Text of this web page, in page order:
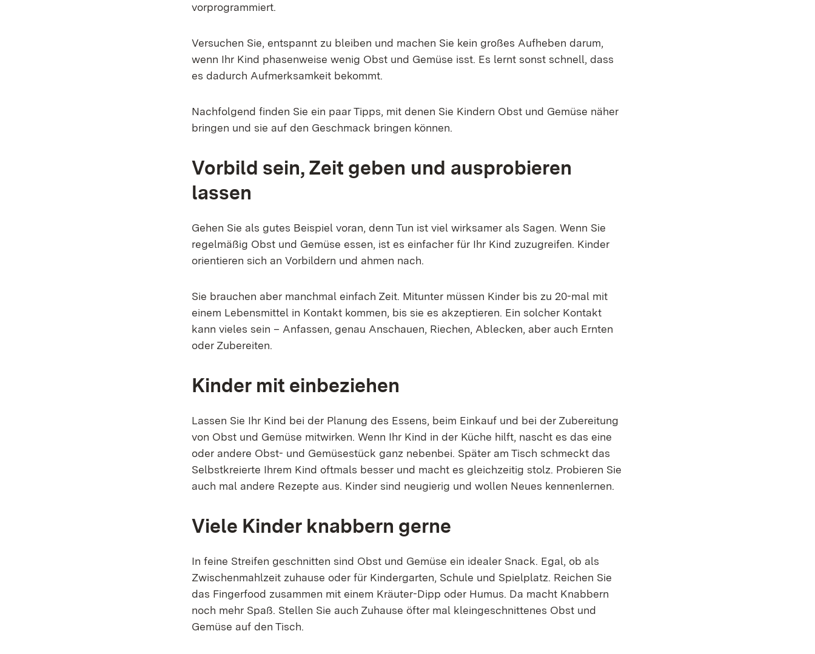
vorprogrammiert.
Versuchen Sie, entspannt zu bleiben und machen Sie kein großes Aufheben darum,
wenn Ihr Kind phasenweise wenig Obst und Gemüse isst. Es lernt sonst schnell, dass
es dadurch Aufmerksamkeit bekommt.
Nachfolgend finden Sie ein paar Tipps, mit denen Sie Kindern Obst und Gemüse näher
bringen und sie auf den Geschmack bringen können.
Vorbild sein, Zeit geben und ausprobieren
lassen
Gehen Sie als gutes Beispiel voran, denn Tun ist viel wirksamer als Sagen. Wenn Sie
regelmäßig Obst und Gemüse essen, ist es einfacher für Ihr Kind zuzugreifen. Kinder
orientieren sich an Vorbildern und ahmen nach.
Sie brauchen aber manchmal einfach Zeit. Mitunter müssen Kinder bis zu 20-mal mit
einem Lebensmittel in Kontakt kommen, bis sie es akzeptieren. Ein solcher Kontakt
kann vieles sein – Anfassen, genau Anschauen, Riechen, Ablecken, aber auch Ernten
oder Zubereiten.
Kinder mit einbeziehen
Lassen Sie Ihr Kind bei der Planung des Essens, beim Einkauf und bei der Zubereitung
von Obst und Gemüse mitwirken. Wenn Ihr Kind in der Küche hilft, nascht es das eine
oder andere Obst- und Gemüsestück ganz nebenbei. Später am Tisch schmeckt das
Selbstkreierte Ihrem Kind oftmals besser und macht es gleichzeitig stolz. Probieren Sie
auch mal andere Rezepte aus. Kinder sind neugierig und wollen Neues kennenlernen.
Viele Kinder knabbern gerne
In feine Streifen geschnitten sind Obst und Gemüse ein idealer Snack. Egal, ob als
Zwischenmahlzeit zuhause oder für Kindergarten, Schule und Spielplatz. Reichen Sie
das Fingerfood zusammen mit einem Kräuter-Dipp oder Humus. Da macht Knabbern
noch mehr Spaß. Stellen Sie auch Zuhause öfter mal kleingeschnittenes Obst und
Gemüse auf den Tisch.